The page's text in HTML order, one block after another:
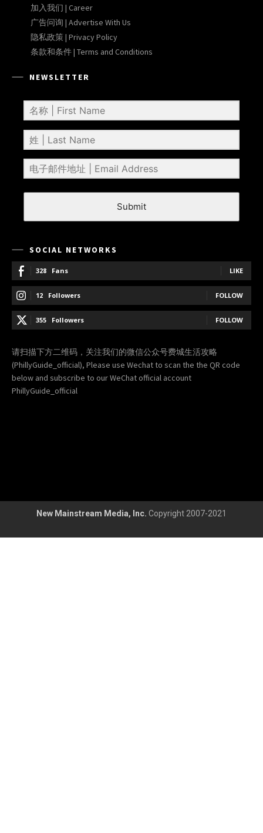
加入我们 | Career
广告问询 | Advertise With Us
隐私政策 | Privacy Policy
条款和条件 | Terms and Conditions
NEWSLETTER
Submit
SOCIAL NETWORKS
328 Fans LIKE
12 Followers FOLLOW
355 Followers FOLLOW
请扫描下方二维码，关注我们的微信公众号费城生活攻略
(PhillyGuide_official), Please use Wechat to scan the the QR code
below and subscribe to our WeChat official account
PhillyGuide_official
New Mainstream Media, Inc. Copyright 2007-2021